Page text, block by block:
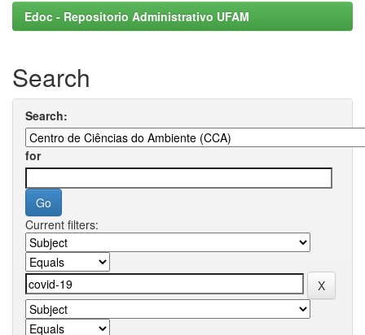
Edoc - Repositorio Administrativo UFAM
Search
Search:
for
Current filters: